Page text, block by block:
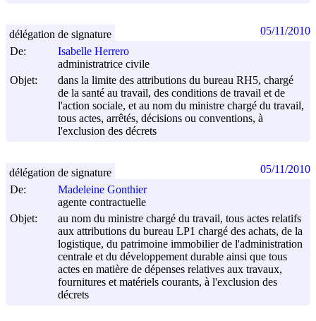
De:
Isabelle Herrero
administratrice civile
Objet:
dans la limite des attributions du bureau RH5, chargé
de la santé au travail, des conditions de travail et de
l'action sociale, et au nom du ministre chargé du travail,
tous actes, arrêtés, décisions ou conventions, à
l'exclusion des décrets
délégation de signature 05/11/2010
De:
Madeleine Gonthier
agente contractuelle
Objet:
au nom du ministre chargé du travail, tous actes relatifs
aux attributions du bureau LP1 chargé des achats, de la
logistique, du patrimoine immobilier de l'administration
centrale et du développement durable ainsi que tous
actes en matière de dépenses relatives aux travaux,
fournitures et matériels courants, à l'exclusion des
décrets
délégation de signature 05/11/2010